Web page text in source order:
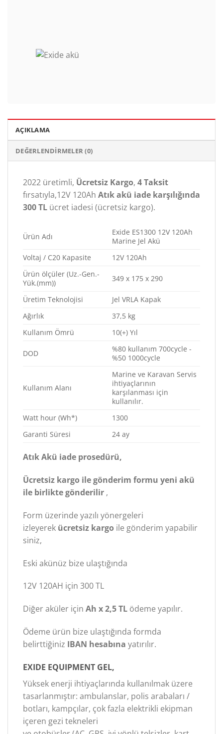
AÇIKLAMA
DEĞERLENDIRMELER (0)
2022 üretimli, Ücretsiz Kargo, 4 Taksit
fırsatıyla,12V 120Ah Atık akü iade karşılığında
300 TL ücret iadesi (ücretsiz kargo).
Ürün Adı
Exide ES1300 12V 120Ah
Marine Jel Akü
Voltaj / C20 Kapasite
12V 120Ah
Ürün ölçüler (Uz.-Gen.-
Yük.(mm))
349 x 175 x 290
Üretim Teknolojisi
Jel VRLA Kapak
Ağırlık
37,5 kg
Kullanım Ömrü
10(+) Yıl
DOD
%80 kullanım 700cycle -
%50 1000cycle
Kullanım Alanı
Marine ve Karavan Servis
ihtiyaçlarının
karşılanması için
kullanılır.
Watt hour (Wh*)
1300
Garanti Süresi
24 ay
Atık Akü iade prosedürü,
Ücretsiz kargo ile gönderim formu yeni akü
ile birlikte gönderilir ,
Form üzerinde yazılı yönergeleri
izleyerek ücretsiz kargo ile gönderim yapabilir
siniz,
Eski akünüz bize ulaştığında
12V 120AH için 300 TL
Diğer aküler için Ah x 2,5 TL ödeme yapılır.
Ödeme ürün bize ulaştığında formda
belirttiğiniz IBAN hesabına yatırılır.
EXIDE EQUIPMENT GEL,
Yüksek enerji ihtiyaçlarında kullanılmak üzere
tasarlanmıştır: ambulanslar, polis arabaları /
botları, kampçılar, çok fazla elektrikli ekipman
içeren gezi tekneleri